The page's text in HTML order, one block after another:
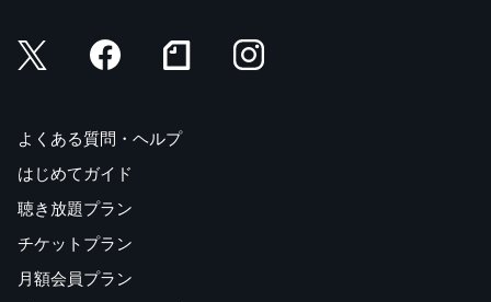
よくある質問・ヘルプ
はじめてガイド
聴き放題プラン
チケットプラン
月額会員プラン